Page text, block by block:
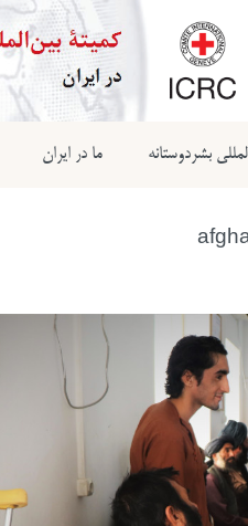
بشردوستانه ما در ایران